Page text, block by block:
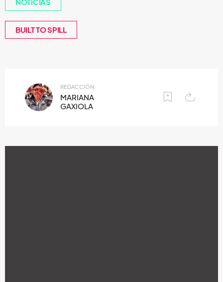
NOTICIAS
BUILT TO SPILL
REDACCIÓN:
MARIANA
GAXIOLA